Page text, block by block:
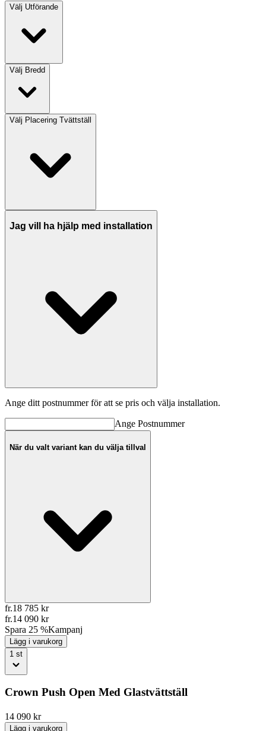
Välj Utförande
Välj Bredd
Välj Placering Tvättställ
Jag vill ha hjälp med installation
Ange ditt postnummer för att se pris och välja installation.
Ange Postnummer
När du valt variant kan du välja tillval
fr.18 785 kr
fr.14 090 kr
Spara 25 %Kampanj
Lägg i varukorg
1 st
Crown Push Open Med Glastvättställ
14 090 kr
Lägg i varukorg